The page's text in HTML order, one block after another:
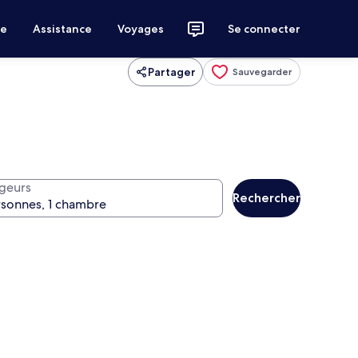
Assistance Voyages Se connecter
Partager Sauvegarder
Rechercher